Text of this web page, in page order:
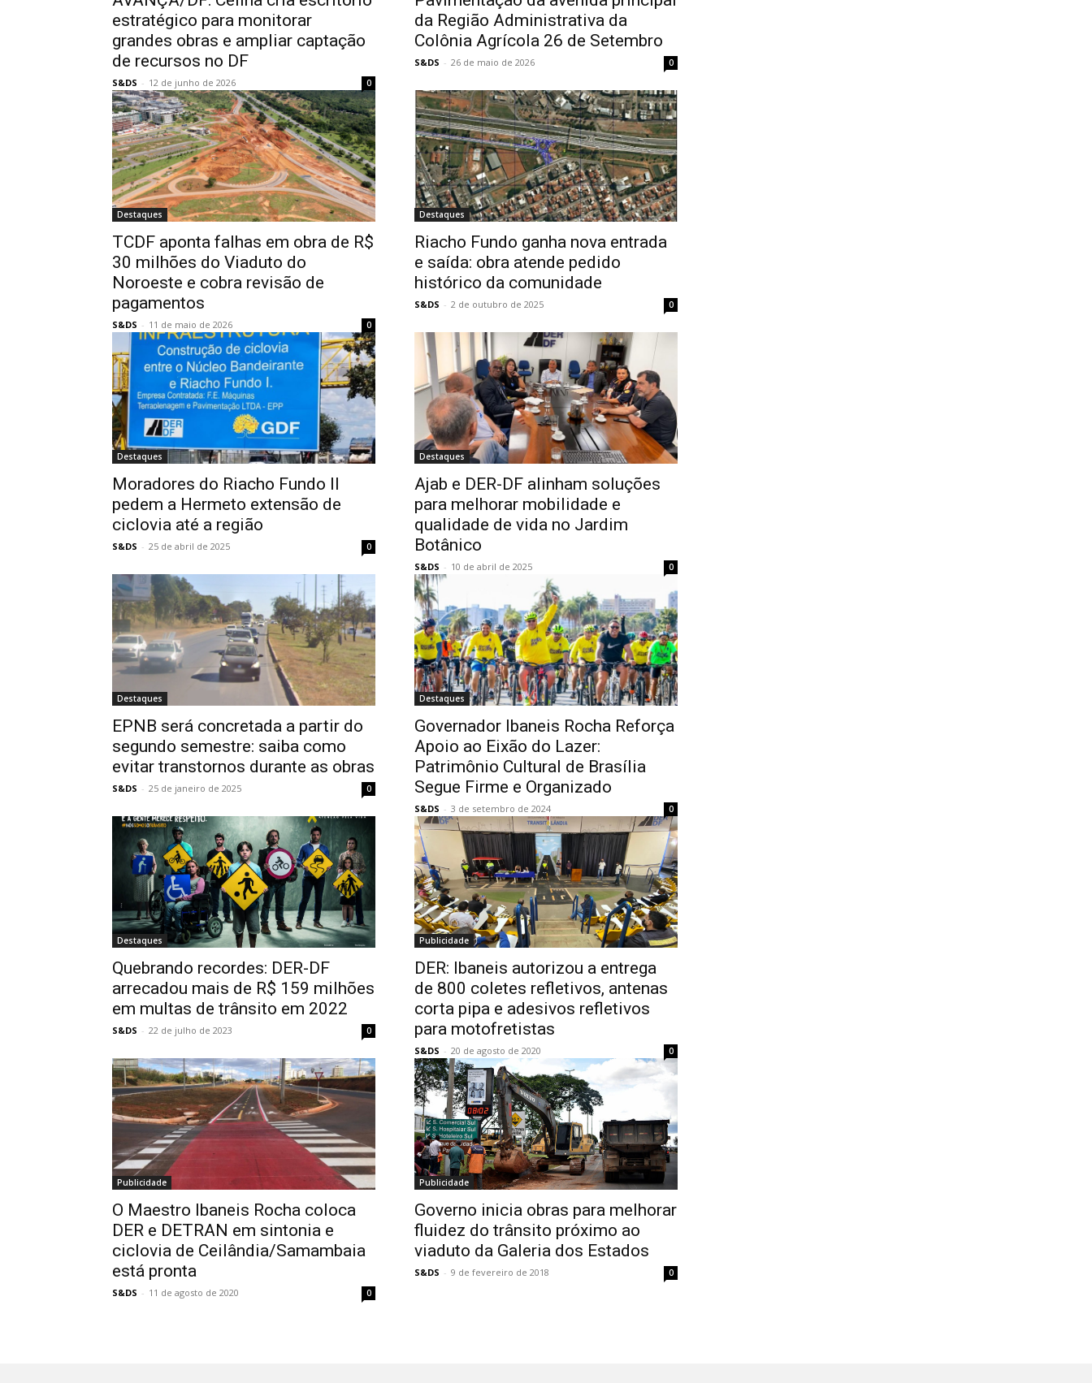
estratégico para monitorar
grandes obras e ampliar captação
de recursos no DF
S&DS - 12 de junho de 2026 0
da Região Administrativa da
Colônia Agrícola 26 de Setembro
S&DS - 26 de maio de 2026 0
Destaques
TCDF aponta falhas em obra de R$
30 milhões do Viaduto do
Noroeste e cobra revisão de
pagamentos
S&DS - 11 de maio de 2026 0
Destaques
Riacho Fundo ganha nova entrada
e saída: obra atende pedido
histórico da comunidade
S&DS - 2 de outubro de 2025 0
Destaques
Moradores do Riacho Fundo II
pedem a Hermeto extensão de
ciclovia até a região
S&DS - 25 de abril de 2025 0
Destaques
Ajab e DER-DF alinham soluções
para melhorar mobilidade e
qualidade de vida no Jardim
Botânico
S&DS - 10 de abril de 2025 0
Destaques
EPNB será concretada a partir do
segundo semestre: saiba como
evitar transtornos durante as obras
S&DS - 25 de janeiro de 2025 0
Destaques
Governador Ibaneis Rocha Reforça
Apoio ao Eixão do Lazer:
Patrimônio Cultural de Brasília
Segue Firme e Organizado
S&DS - 3 de setembro de 2024 0
Destaques
Quebrando recordes: DER-DF
arrecadou mais de R$ 159 milhões
em multas de trânsito em 2022
S&DS - 22 de julho de 2023 0
Publicidade
DER: Ibaneis autorizou a entrega
de 800 coletes refletivos, antenas
corta pipa e adesivos refletivos
para motofretistas
S&DS - 20 de agosto de 2020 0
Publicidade
O Maestro Ibaneis Rocha coloca
DER e DETRAN em sintonia e
ciclovia de Ceilândia/Samambaia
está pronta
S&DS - 11 de agosto de 2020 0
Publicidade
Governo inicia obras para melhorar
fluidez do trânsito próximo ao
viaduto da Galeria dos Estados
S&DS - 9 de fevereiro de 2018 0